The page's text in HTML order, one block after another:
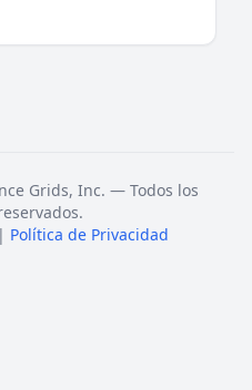
Grids, Inc. — Todos los
| Política de Privacidad